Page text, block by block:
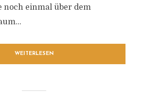
noch einmal über dem
WEITERLESEN